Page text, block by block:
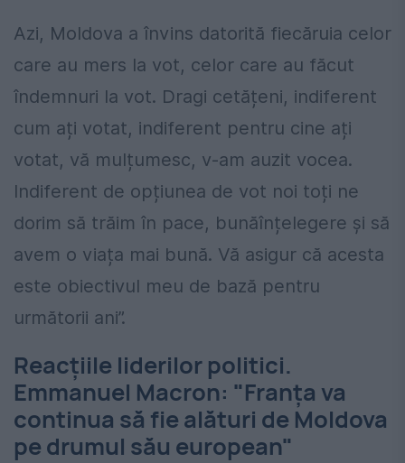
Azi, Moldova a învins datorită fiecăruia celor
care au mers la vot, celor care au făcut
îndemnuri la vot. Dragi cetățeni, indiferent
cum ați votat, indiferent pentru cine ați
votat, vă mulțumesc, v-am auzit vocea.
Indiferent de opțiunea de vot noi toți ne
dorim să trăim în pace, bunăînțelegere și să
avem o viața mai bună. Vă asigur că acesta
este obiectivul meu de bază pentru
următorii ani”.
Reacțiile liderilor politici.
Emmanuel Macron: "Franţa va
continua să fie alături de Moldova
pe drumul său european"